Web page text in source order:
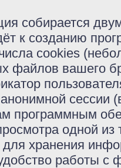
собирается
к созданию
cookies
файлов вашего
сессии
программным
одной
для хранения
работы с